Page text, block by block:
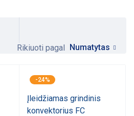
Rikiuoti pagal Numatytas
-24%
Įleidžiamas grindinis
konvektorius FC